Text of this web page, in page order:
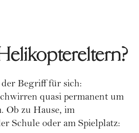
Begriff für sich:
quasi permanent um
Ob zu Hause, im
Schule oder am Spielplatz: